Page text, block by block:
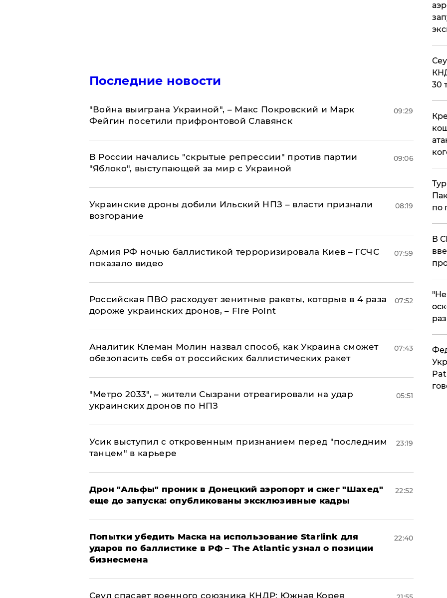
Последние новости
"Война выиграна Украиной", – Макс Покровский и Марк
Фейгин посетили прифронтовой Славянск
09:29
В России начались "скрытые репрессии" против партии
"Яблоко", выступающей за мир с Украиной
09:06
Украинские дроны добили Ильский НПЗ – власти признали
возгорание
08:19
Армия РФ ночью баллистикой терроризировала Киев – ГСЧС
показало видео
07:59
Российская ПВО расходует зенитные ракеты, которые в 4 раза
дороже украинских дронов, – Fire Point
07:52
Аналитик Клеман Молин назвал способ, как Украина сможет
обезопасить себя от российских баллистических ракет
07:43
"Метро 2033", – жители Сызрани отреагировали на удар
украинских дронов по НПЗ
05:51
Усик выступил с откровенным признанием перед "последним
танцем" в карьере
23:19
Дрон "Альфы" проник в Донецкий аэропорт и сжег "Шахед"
еще до запуска: опубликованы эксклюзивные кадры
22:52
Попытки убедить Маска на использование Starlink для
ударов по баллистике в РФ – The Atlantic узнал о позиции
бизнесмена
22:40
​Сеул спасает военного союзника КНДР: Южная Корея
30
по
В